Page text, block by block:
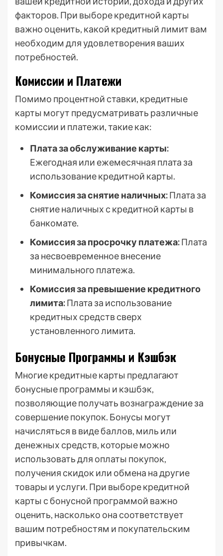
факторов. При выборе кредитной карты
важно оценить, какой кредитный лимит вам
необходим для удовлетворения ваших
потребностей.
Комиссии и Платежи
Помимо процентной ставки, кредитные
карты могут предусматривать различные
комиссии и платежи, такие как:
Плата за обслуживание карты:
Ежегодная или ежемесячная плата за
использование кредитной карты.
Комиссия за снятие наличных:Плата за
снятие наличных с кредитной карты в
банкомате.
Комиссия за просрочку платежа:Плата
за несвоевременное внесение
минимального платежа.
Комиссия за превышение кредитного
лимита:Плата за использование
кредитных средств сверх
установленного лимита.
Бонусные Программы и Кэшбэк
Многие кредитные карты предлагают
бонусные программы и кэшбэк,
позволяющие получать вознаграждение за
совершение покупок. Бонусы могут
начисляться в виде баллов, миль или
денежных средств, которые можно
использовать для оплаты покупок,
получения скидок или обмена на другие
товары и услуги. При выборе кредитной
карты с бонусной программой важно
оценить, насколько она соответствует
вашим потребностям и покупательским
привычкам.